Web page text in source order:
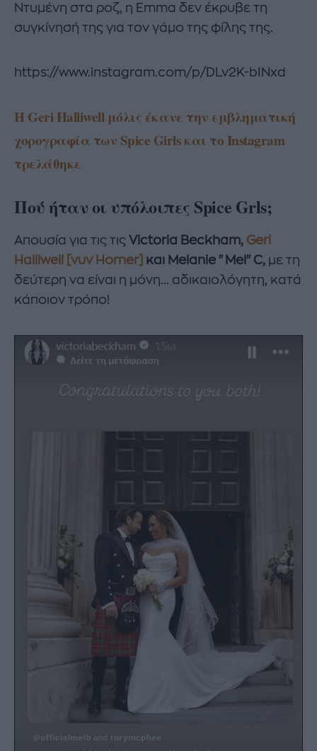
Ντυμένη στα ροζ, η Emma δεν έκρυβε τη
συγκίνησή της για τον γάμο της φίλης της.
https://www.instagram.com/p/DLv2K-bINxd
H Geri Halliwell μόλις έκανε την εμβληματική
χορογραφία των Spice Girls και το Instagram
τρελάθηκε
Πού ήταν οι υπόλοιπες Spice Grls;
Απουσία για τις τις Victoria Beckham, Geri
Halliwell [νυν Horner] και Melanie "Mel" C, με τη
δεύτερη να είναι η μόνη... αδικαιολόγητη, κατά
κάποιον τρόπο!